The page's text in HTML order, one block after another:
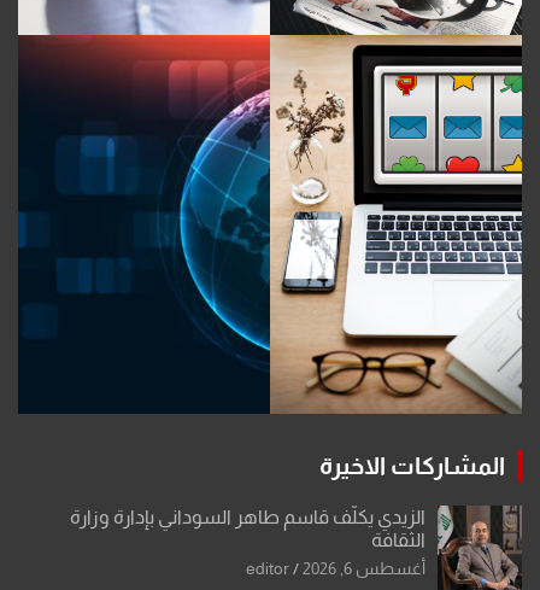
المشاركات الاخيرة
الزيدي يكلّف قاسم طاهر السوداني بإدارة وزارة
الثقافة
أغسطس 6, 2026 editor